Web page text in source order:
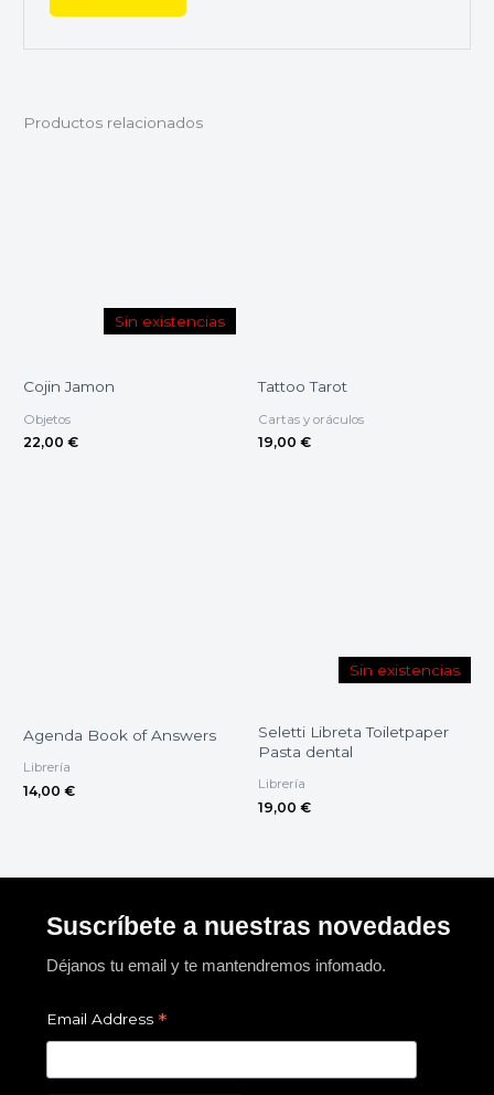
Productos relacionados
Sin existencias
Cojin Jamon
Objetos
22,00 €
Tattoo Tarot
Cartas y oráculos
19,00 €
Agenda Book of Answers
Librería
14,00 €
Sin existencias
Seletti Libreta Toiletpaper
Pasta dental
Librería
19,00 €
Suscríbete a nuestras novedades
Déjanos tu email y te mantendremos infomado.
Email Address *